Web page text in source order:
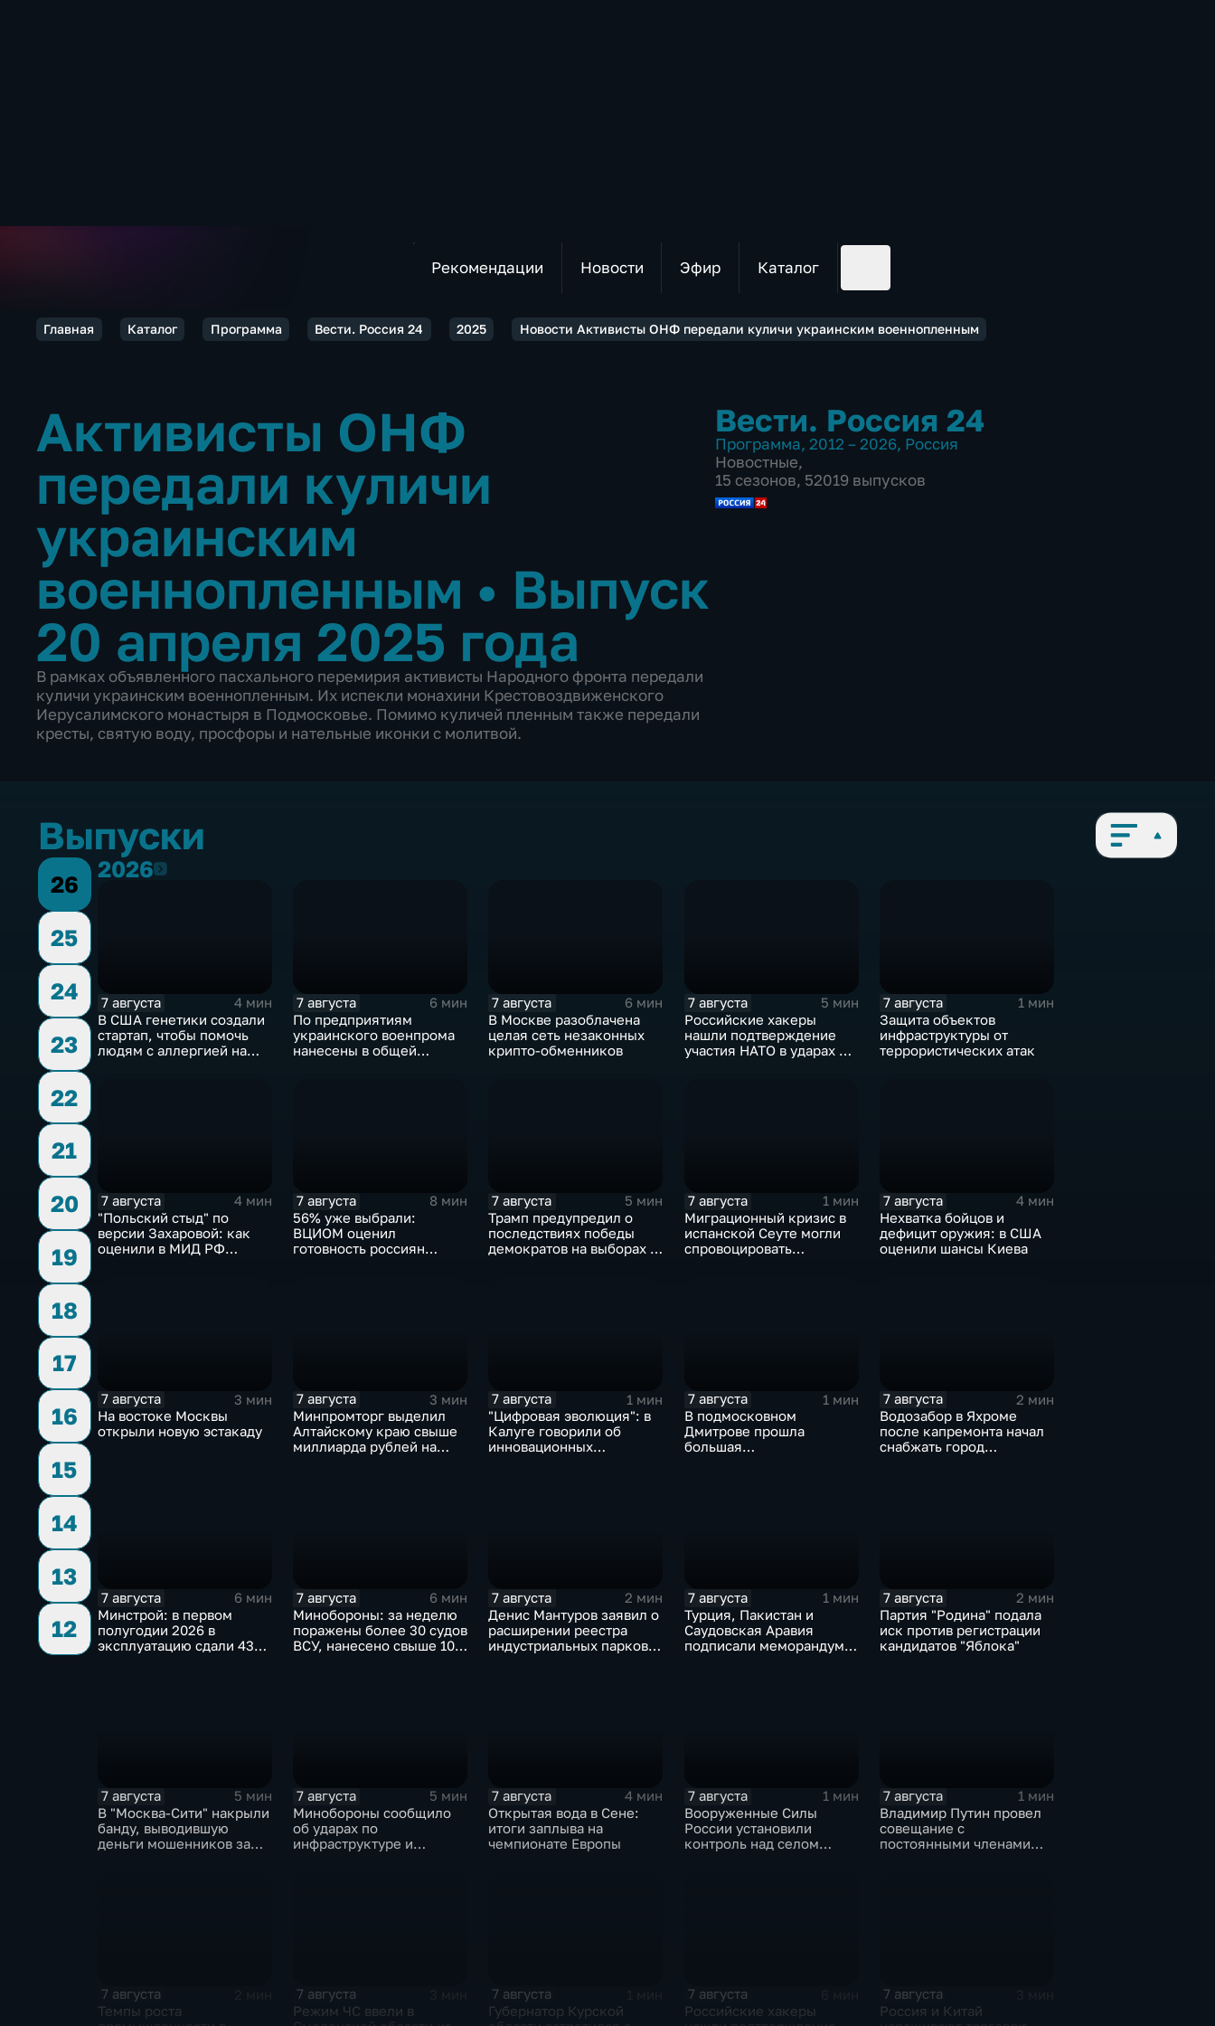
Рекомендации Новости Эфир Каталог
Главная Каталог Программа Вести. Россия 24 2025 Новости Активисты ОНФ передали куличи украинским военнопленным
Активисты ОНФ
передали куличи
украинским
военнопленным • Выпуск
20 апреля 2025 года
В рамках объявленного пасхального перемирия активисты Народного фронта передали
куличи украинским военнопленным. Их испекли монахини Крестовоздвиженского
Иерусалимского монастыря в Подмосковье. Помимо куличей пленным также передали
кресты, святую воду, просфоры и нательные иконки с молитвой.
Вести. Россия 24
Программа, 2012 – 2026, Россия
Новостные,
15 сезонов, 52019 выпусков
Выпуски
26
25
24
23
22
21
20
19
18
17
16
15
14
13
12
20262026
7 августа
4 мин
В США генетики создали
стартап, чтобы помочь
людям с аллергией на
7 августа
6 мин
По предприятиям
украинского военпрома
нанесены в общей
7 августа
6 мин
В Москве разоблачена
целая сеть незаконных
крипто-обменников
7 августа
5 мин
Российские хакеры
нашли подтверждение
участия НАТО в ударах по
7 августа
1 мин
Защита объектов
инфраструктуры от
террористических атак
7 августа
4 мин
"Польский стыд" по
версии Захаровой: как
оценили в МИД РФ
7 августа
8 мин
56% уже выбрали:
ВЦИОМ оценил
готовность россиян
7 августа
5 мин
Трамп предупредил о
последствиях победы
демократов на выборах в
7 августа
1 мин
Миграционный кризис в
испанской Сеуте могли
спровоцировать
7 августа
4 мин
Нехватка бойцов и
дефицит оружия: в США
оценили шансы Киева
7 августа
3 мин
На востоке Москвы
открыли новую эстакаду
7 августа
3 мин
Минпромторг выделил
Алтайскому краю свыше
миллиарда рублей на
7 августа
1 мин
"Цифровая эволюция": в
Калуге говорили об
инновационных
7 августа
1 мин
В подмосковном
Дмитрове прошла
большая
7 августа
2 мин
Водозабор в Яхроме
после капремонта начал
снабжать город
7 августа
6 мин
Минстрой: в первом
полугодии 2026 в
эксплуатацию сдали 43
7 августа
6 мин
Минобороны: за неделю
поражены более 30 судов
ВСУ, нанесено свыше 10
7 августа
2 мин
Денис Мантуров заявил о
расширении реестра
индустриальных парков в
7 августа
1 мин
Турция, Пакистан и
Саудовская Аравия
подписали меморандум о
7 августа
2 мин
Партия "Родина" подала
иск против регистрации
кандидатов "Яблока"
7 августа
5 мин
В "Москва‑Сити" накрыли
банду, выводившую
деньги мошенников за
7 августа
5 мин
Минобороны сообщило
об ударах по
инфраструктуре и
7 августа
4 мин
Открытая вода в Сене:
итоги заплыва на
чемпионате Европы
7 августа
1 мин
Вооруженные Силы
России установили
контроль над селом
7 августа
1 мин
Владимир Путин провел
совещание с
постоянными членами
7 августа
Темпы роста
7 августа
Режим ЧС ввели в
7 августа
Губернатор Курской
7 августа
Российские хакеры
7 августа
Россия и Китай